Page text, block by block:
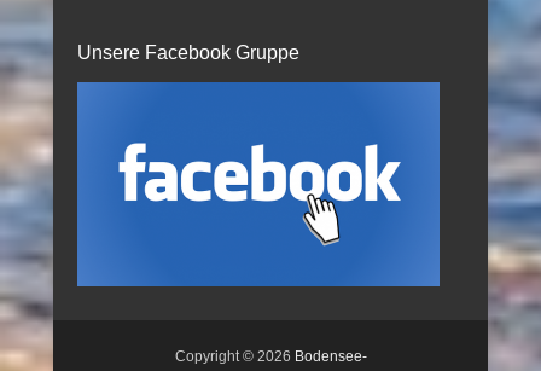
Unsere Facebook Gruppe
Copyright © 2026 Bodensee-